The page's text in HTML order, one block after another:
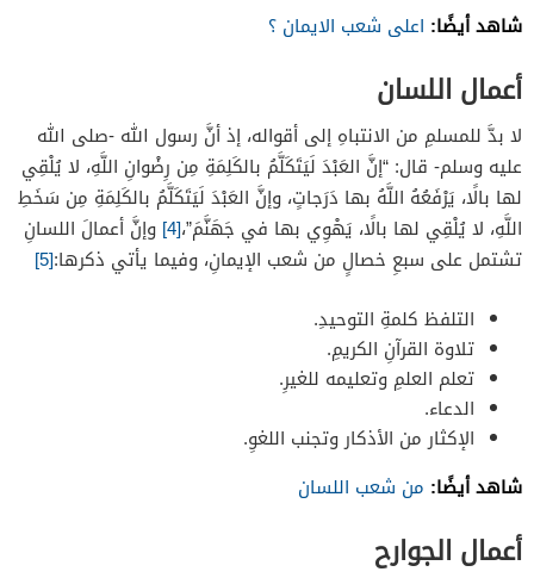
شاهد أيضًا: اعلى شعب الايمان ؟
أعمال اللسان
لا بدَّ للمسلمِ من الانتباهِ إلى أقواله، إذ أنَّ رسول الله -صلى الله
عليه وسلم- قال: “إنَّ العَبْدَ لَيَتَكَلَّمُ بالكَلِمَةِ مِن رِضْوانِ اللَّهِ، لا يُلْقِي
لها بالًا، يَرْفَعُهُ اللَّهُ بها دَرَجاتٍ، وإنَّ العَبْدَ لَيَتَكَلَّمُ بالكَلِمَةِ مِن سَخَطِ
اللَّهِ، لا يُلْقِي لها بالًا، يَهْوِي بها في جَهَنَّمَ”،[4]
وإنَّ أعمالَ اللسانِ
تشتمل على سبعِ خصالٍ من شعب الإيمانِ، وفيما يأتي ذكرها:[5]
التلفظ كلمةِ التوحيدِ.
تلاوة القرآنِ الكريمِ.
تعلم العلمِ وتعليمه للغيرِ.
الدعاء.
الإكثار من الأذكار وتجنب اللغوِ.
شاهد أيضًا: من شعب اللسان
أعمال الجوارح